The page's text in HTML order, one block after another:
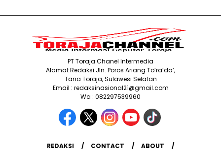
PT Toraja Chanel Intermedia
Alamat Redaksi Jln. Poros Ariang To’ra’da’,
Tana Toraja, Sulawesi Selatan
Email : redaksinasional21@gmail.com
Wa : 082297539960
REDAKSI CONTACT
ABOUT